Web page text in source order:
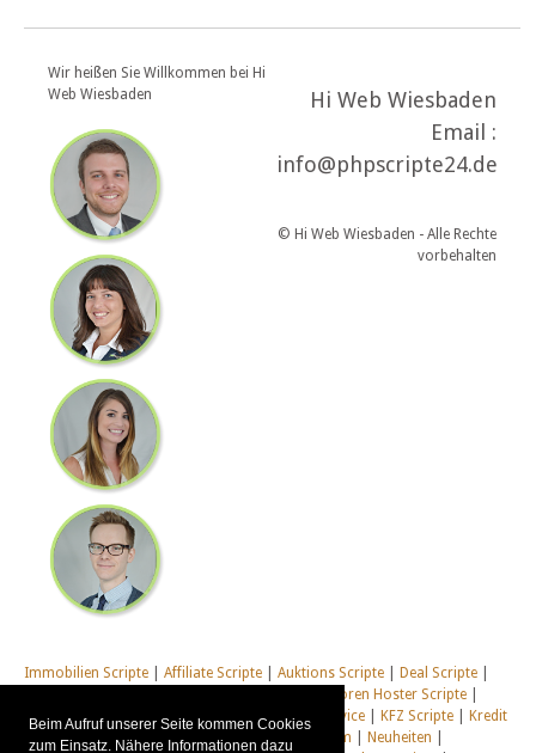
Beim Aufruf unserer Seite kommen Cookies
zum Einsatz. Nähere Informationen dazu
Wir heißen Sie Willkommen bei Hi
Web Wiesbaden
Hi Web Wiesbaden
Email :
info@phpscripte24.de
© Hi Web Wiesbaden - Alle Rechte
vorbehalten
Immobilien Scripte Affiliate Scripte Auktions Scripte Deal Scripte
Foren Hoster Scripte
Homepage Generator Scripte
Installations Service KFZ Scripte
Kredit
Scripte| Management Scripte| Multi Web System Neuheiten